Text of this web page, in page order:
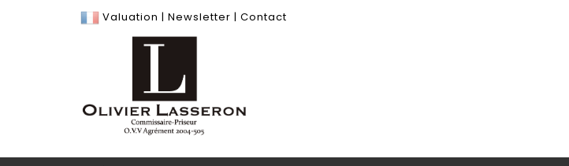
Valuation | Newsletter | Contact